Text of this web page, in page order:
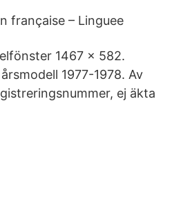
française – Linguee
1467 x 582.
1977-1978. Av
ej äkta